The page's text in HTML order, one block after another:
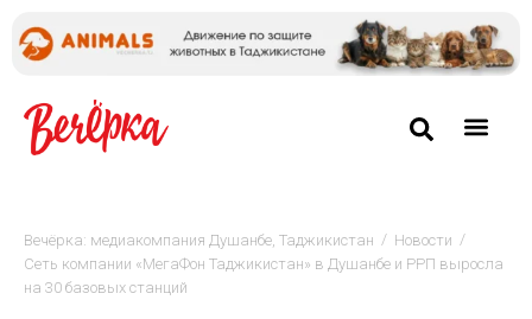
Вечёрка: медиакомпания Душанбе, Таджикистан / Новости /
Сеть компании «МегаФон Таджикистан» в Душанбе и РРП выросла
на 30 базовых станций